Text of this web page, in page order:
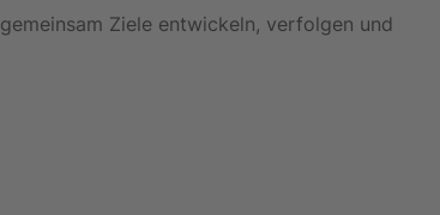
Ziele entwickeln, verfolgen und